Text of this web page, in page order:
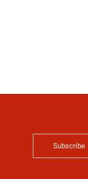
Subscribe